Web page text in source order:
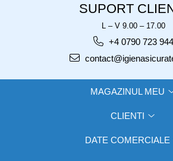
SUPORT
L – V 9.00 – 17.00
+4 0790 723 944
MAGAZINUL MEU
CLIENTI
DATE COMERCIALE